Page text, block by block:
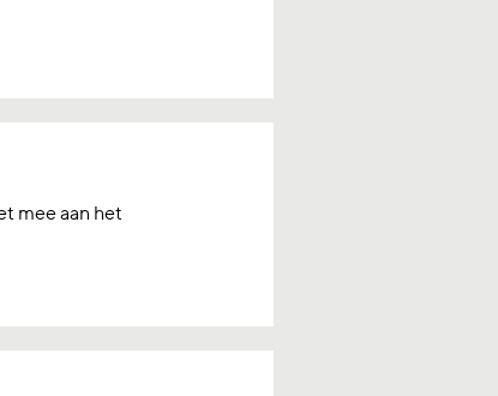
mee aan het